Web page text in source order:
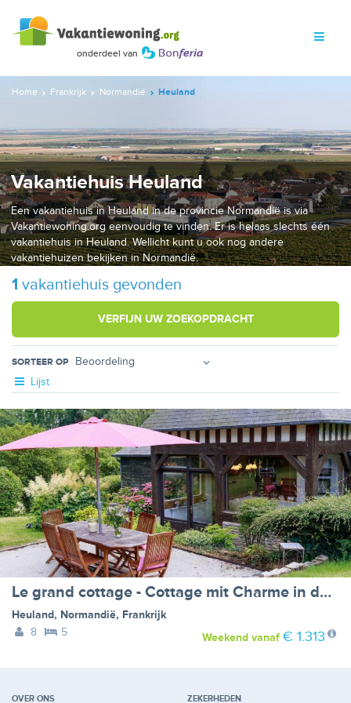
Home Frankrijk Normandië Heuland
Vakantiehuis Heuland
Een vakantiehuis in Heuland in de provincie Normandië is via
Vakantiewoning.org eenvoudig te vinden. Er is helaas slechts één
vakantiehuis in Heuland. Wellicht kunt u ook nog andere
vakantiehuizen bekijken in Normandië.
1 vakantiehuis gevonden
VERFIJN UW ZOEKOPDRACHT
SORTEER OP
Lijst
Le grand cottage - Cottage mit Charme in der Normandie
Heuland, Normandië, Frankrijk
8
5 Weekendvanaf € 1.313
OVER ONS ZEKERHEDEN